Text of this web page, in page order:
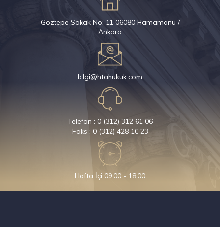
Göztepe Sokak No: 11 06080 Hamamönü /
Ankara
bilgi@htahukuk.com
Telefon : 0 (312) 312 61 06
Faks : 0 (312) 428 10 23
Hafta İçi 09:00 - 18:00